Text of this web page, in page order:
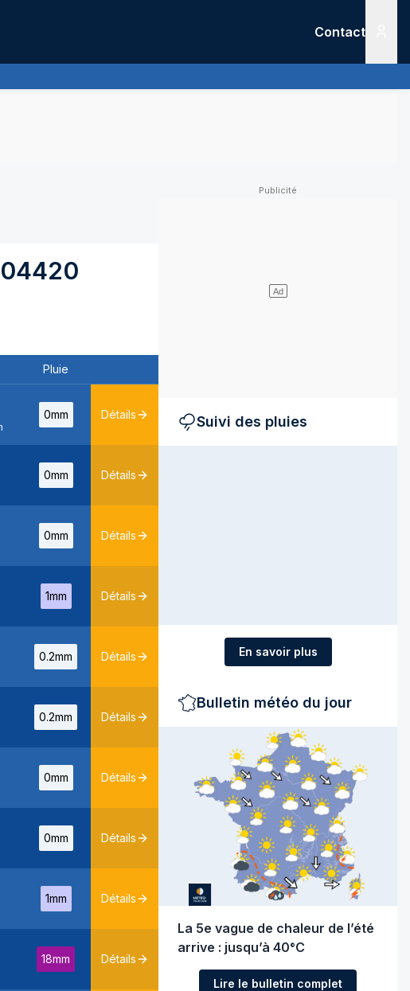
Contact
04420
Pluie
0mm Détails
0mm Détails
0mm Détails
1mm Détails
0.2mm Détails
0.2mm Détails
0mm Détails
0mm Détails
1mm Détails
18mm Détails
Suivi des pluies
En savoir plus
Bulletin météo du jour
La 5e vague de chaleur de l’été
arrive : jusqu’à 40°C
Lire le bulletin complet